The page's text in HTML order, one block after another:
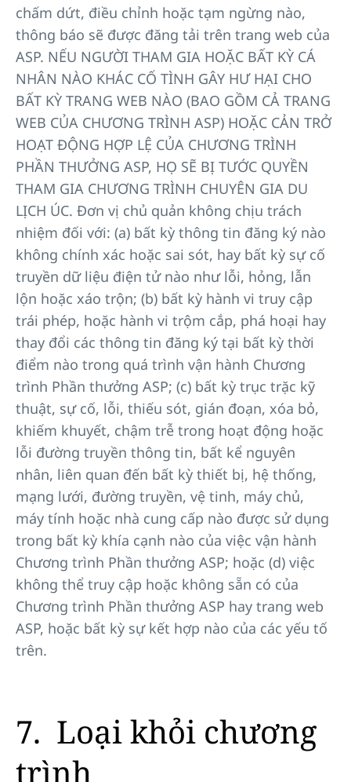
chấm dứt, điều chỉnh hoặc tạm ngừng nào,
thông báo sẽ được đăng tải trên trang web của
ASP. NẾU NGƯỜI THAM GIA HOẶC BẤT KỲ CÁ
NHÂN NÀO KHÁC CỐ TÌNH GÂY HƯ HẠI CHO
BẤT KỲ TRANG WEB NÀO (BAO GỒM CẢ TRANG
WEB CỦA CHƯƠNG TRÌNH ASP) HOẶC CẢN TRỞ
HOẠT ĐỘNG HỢP LỆ CỦA CHƯƠNG TRÌNH
PHẦN THƯỞNG ASP, HỌ SẼ BỊ TƯỚC QUYỀN
THAM GIA CHƯƠNG TRÌNH CHUYÊN GIA DU
LỊCH ÚC. Đơn vị chủ quản không chịu trách
nhiệm đối với: (a) bất kỳ thông tin đăng ký nào
không chính xác hoặc sai sót, hay bất kỳ sự cố
truyền dữ liệu điện tử nào như lỗi, hỏng, lẫn
lộn hoặc xáo trộn; (b) bất kỳ hành vi truy cập
trái phép, hoặc hành vi trộm cắp, phá hoại hay
thay đổi các thông tin đăng ký tại bất kỳ thời
điểm nào trong quá trình vận hành Chương
trình Phần thưởng ASP; (c) bất kỳ trục trặc kỹ
thuật, sự cố, lỗi, thiếu sót, gián đoạn, xóa bỏ,
khiếm khuyết, chậm trễ trong hoạt động hoặc
lỗi đường truyền thông tin, bất kể nguyên
nhân, liên quan đến bất kỳ thiết bị, hệ thống,
mạng lưới, đường truyền, vệ tinh, máy chủ,
máy tính hoặc nhà cung cấp nào được sử dụng
trong bất kỳ khía cạnh nào của việc vận hành
Chương trình Phần thưởng ASP; hoặc (d) việc
không thể truy cập hoặc không sẵn có của
Chương trình Phần thưởng ASP hay trang web
ASP, hoặc bất kỳ sự kết hợp nào của các yếu tố
trên.
7. Loại khỏi chương
trình